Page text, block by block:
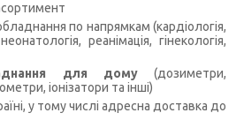
по напрямкам (кардіологія,
реанімація, гінекологія,
для дому(дозиметри,
іонізатори та інші)
у тому числі адресна доставка до